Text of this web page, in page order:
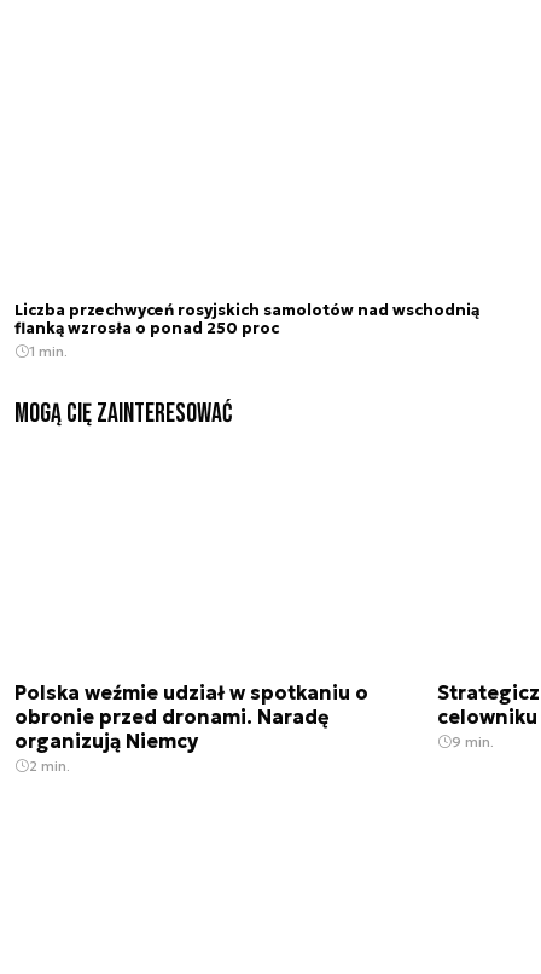
Liczba przechwyceń rosyjskich samolotów nad wschodnią
flanką wzrosła o ponad 250 proc
1 min.
Mogą Cię zainteresować
Polska weźmie udział w spotkaniu o
obronie przed dronami. Naradę
organizują Niemcy
2 min.
9 min.